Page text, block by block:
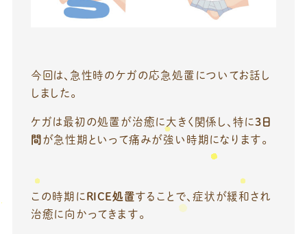
今回は、急性時のケガの応急処置についてお話し
しました。
ケガは最初の処置が治癒に大きく関係し、特に3日
間 が急性期といって痛みが強い時期になります。
この時期にRICE処置することで、症状が緩和され
治癒に向かってきます。